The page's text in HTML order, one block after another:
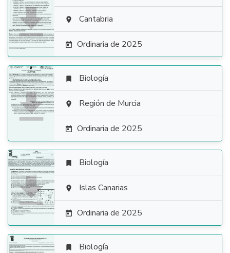
  Cantabria
 Ordinaria de 2025

 Biología
 Región de Murcia
 Ordinaria de 2025

 Biología
 Islas Canarias
 Ordinaria de 2025
 Biología